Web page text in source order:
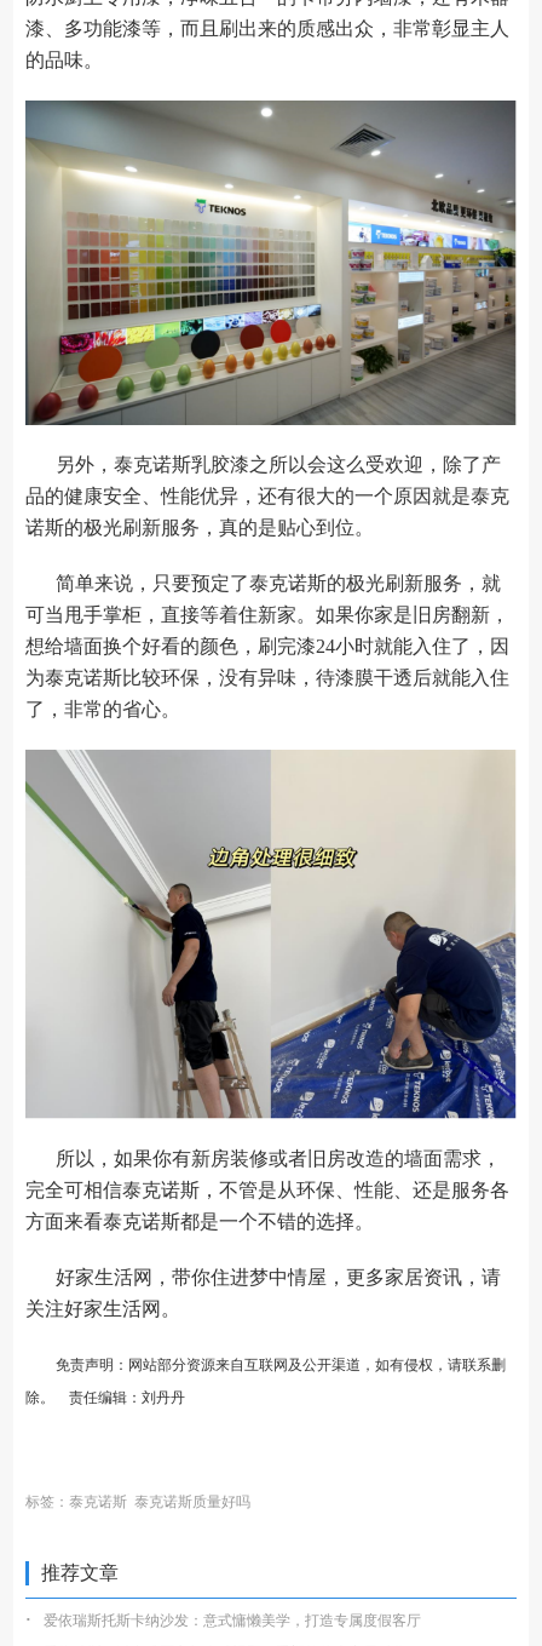
漆、多功能漆等，而且刷出来的质感出众，非常彰显主人
的品味。
另外，泰克诺斯乳胶漆之所以会这么受欢迎，除了产
品的健康安全、性能优异，还有很大的一个原因就是泰克
诺斯的极光刷新服务，真的是贴心到位。
简单来说，只要预定了泰克诺斯的极光刷新服务，就
可当甩手掌柜，直接等着住新家。如果你家是旧房翻新，
想给墙面换个好看的颜色，刷完漆24小时就能入住了，因
为泰克诺斯比较环保，没有异味，待漆膜干透后就能入住
了，非常的省心。
所以，如果你有新房装修或者旧房改造的墙面需求，
完全可相信泰克诺斯，不管是从环保、性能、还是服务各
方面来看泰克诺斯都是一个不错的选择。
好家生活网，带你住进梦中情屋，更多家居资讯，请
关注好家生活网 。
免责声明：网站部分资源来自互联网及公开渠道，如有侵权，请联系删
除。 责任编辑：刘丹丹
标签：泰克诺斯 泰克诺斯质量好吗
推荐文章
· 爱依瑞斯托斯卡纳沙发：意式慵懒美学，打造专属度假客厅